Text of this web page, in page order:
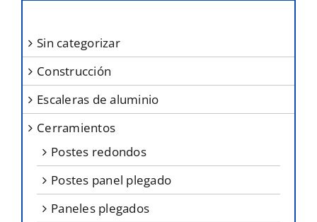
en
la
página
de
producto
sin categorizar
construcción
escaleras de aluminio
cerramientos
postes redondos
postes panel plegado
paneles plegados